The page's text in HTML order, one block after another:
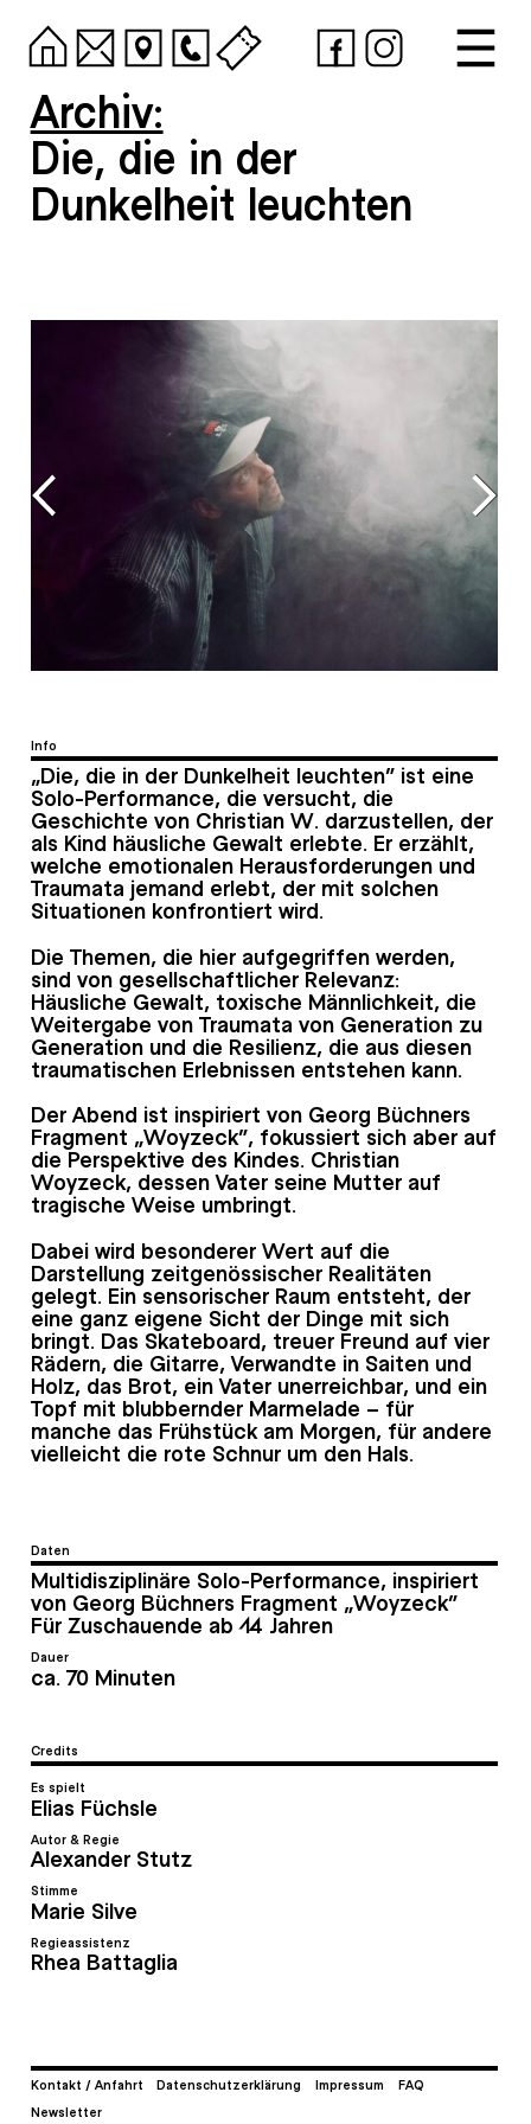
Archiv:
Die, die in der
Dunkelheit leuchten
Info
„Die, die in der Dunkelheit leuchten“ ist eine
Solo-Performance, die versucht, die
Geschichte von Christian W. darzustellen, der
als Kind häusliche Gewalt erlebte. Er erzählt,
welche emotionalen Herausforderungen und
Traumata jemand erlebt, der mit solchen
Situationen konfrontiert wird.
Die Themen, die hier aufgegriffen werden,
sind von gesellschaftlicher Relevanz:
Häusliche Gewalt, toxische Männlichkeit, die
Weitergabe von Traumata von Generation zu
Generation und die Resilienz, die aus diesen
traumatischen Erlebnissen entstehen kann.
Der Abend ist inspiriert von Georg Büchners
Fragment „Woyzeck“, fokussiert sich aber auf
die Perspektive des Kindes. Christian
Woyzeck, dessen Vater seine Mutter auf
tragische Weise umbringt.
Dabei wird besonderer Wert auf die
Darstellung zeitgenössischer Realitäten
gelegt. Ein sensorischer Raum entsteht, der
eine ganz eigene Sicht der Dinge mit sich
bringt. Das Skateboard, treuer Freund auf vier
Rädern, die Gitarre, Verwandte in Saiten und
Holz, das Brot, ein Vater unerreichbar, und ein
Topf mit blubbernder Marmelade – für
manche das Frühstück am Morgen, für andere
vielleicht die rote Schnur um den Hals.
Daten
Multidisziplinäre Solo-Performance, inspiriert
von Georg Büchners Fragment „Woyzeck“
Für Zuschauende ab 14 Jahren
Dauer
ca. 70 Minuten
Credits
Es spielt
Elias Füchsle
Autor & Regie
Alexander Stutz
Stimme
Marie Silve
Regieassistenz
Rhea Battaglia
Kontakt / Anfahrt Datenschutzerklärung Impressum
FAQ
Newsletter